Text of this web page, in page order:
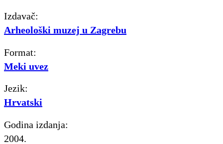
Izdavač:
Arheološki muzej u Zagrebu
Format:
Meki uvez
Jezik:
Hrvatski
Godina izdanja:
2004.